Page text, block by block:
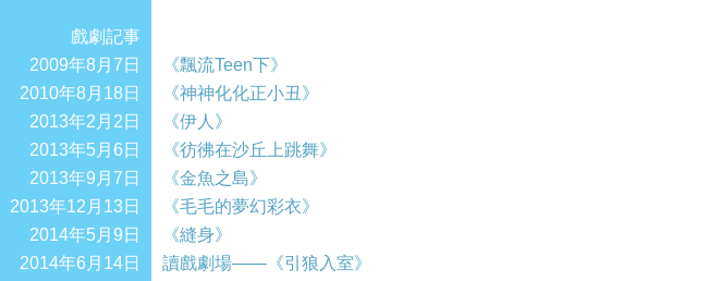
戲劇記事
2009年8月7日
《飄流Teen下》
2010年8月18日
《神神化化正小丑》
2013年2月2日
《伊人》
2013年5月6日
《彷彿在沙丘上跳舞》
2013年9月7日
《金魚之島》
2013年12月13日
《毛毛的夢幻彩衣》
2014年5月9日
《縫身》
2014年6月14日
讀戲劇場——《引狼入室》